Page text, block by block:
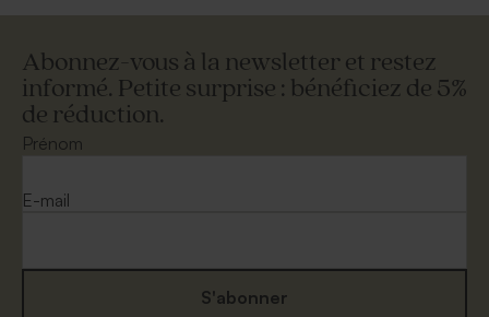
Abonnez-vous à la newsletter et restez
informé. Petite surprise : bénéficiez de 5%
de réduction.
Prénom
E-mail
S'abonner